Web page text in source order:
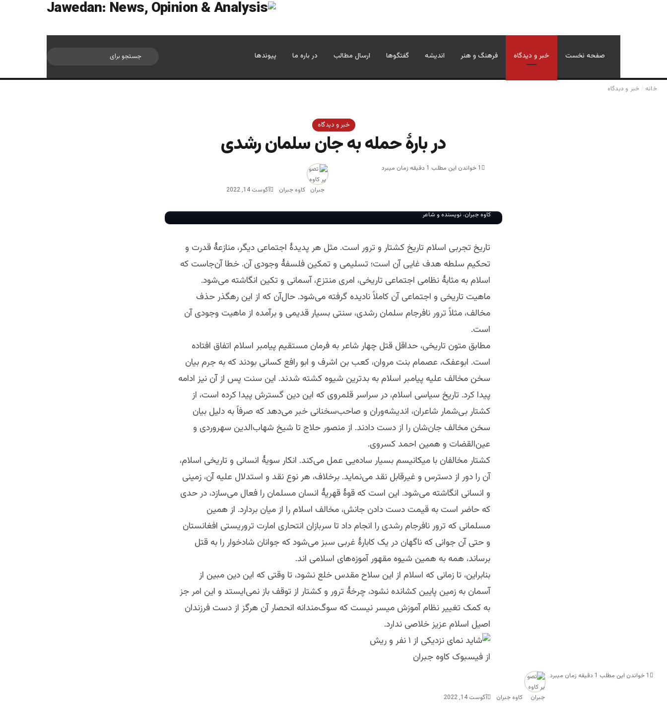
صفحه نخست خبر و دیدگاه فرهنگ و هنر اندیشه گفتگوها ارسال مطالب در باره ما پیوندها
جستجو
خانه / خبر و دیدگاه
خبر و دیدگاه
در بارۀ حمله به جان سلمان رشدی
کاوه جبران آگوست 14, 2022
1 خواندن این مطلب 1 دقیقه زمان میبرد
کاوه جبران، نویسنده و شاعر
تاریخ تجربی اسلام تاریخ کشتار و ترور است. مثل هر پدیدۀ اجتماعی دیگر، منازعۀ قدرت و
تحکیم سلطه هدف غایی آن است؛ تسلیمی و تمکین فلسفۀ وجودی آن. خطا آن‌جاست که
اسلام به مثابۀ نظامی اجتماعی تاریخی، امری منتزع، آسمانی و تکین انگاشته می‌شود.
ماهیت تاریخی و اجتماعی آن کاملاً نادیده گرفته می‌شود. حال‌آن که از این رهگذر حذف
مخالف، مثلاً ترور نافرجام سلمان رشدی، سنتی بسیار قدیمی و برآمده از ماهیت وجودی آن
است.
مطابق متون تاریخی، حداقل قتل چهار شاعر به فرمان مستقیم پیامبر اسلام اتفاق افتاده
است. ابوعفک، عصمام بنت مروان، کعب بن اشرف و ابو رافع کسانی بودند که به جرم بیان
سخن مخالف علیه پیامبر اسلام به بدترین شیوه کشته شدند. این سنت پس از آن نیز ادامه
پیدا کرد. تاریخ سیاسی اسلام، در سراسر قلمروی که این دین گسترش پیدا کرده است، از
کشتار بی‌شمار شاعران، اندیشه‌وران و صاحب‌سخنانی خبر می‌دهد که صرفاً به دلیل بیان
سخن مخالف جان‌شان را از دست دادند. از منصور حلاج تا شیخ شهاب‌الدین سهروردی و
عین‌القضات و همین احمد کسروی.
کشتار مخالفان با میکانیسم بسیار ساده‌یی عمل می‌کند. انکار سویۀ انسانی و تاریخی اسلام،
آن را دور از دسترس و غیرقابل نقد می‌نماید. برخلاف، هر نوع نقد و استدلال علیه آن، زمینی
و انسانی انگاشته می‌شود. این است که قوۀ قهریۀ انسان مسلمان را فعال می‌سازد، در حدی
که حاضر است به قیمت دست دادن جانش، مخالف اسلام را از میان بردارد. از همین
مسلمانی که ترور نافرجام رشدی را انجام داد تا سربازان انتحاری امارت تروریستی افغانستان
و حتی آن جوانی که ناگهان در یک کابارۀ غربی سبز می‌شود که جوانان شادخوار را به قتل
برساند، همه به همین شیوه مقهور آموزه‌های اسلامی اند.
بنابراین، تا زمانی که اسلام از این سلاح مقدس خلع نشود، تا وقتی که این دین مبین از
آسمان به زمین پایین کشانده نشود، چرخۀ ترور و کشتار از توقف باز نمی‌ایستد و این امر جز
به کمک تغییر نظام آموزش میسر نیست که سوگ‌مندانه انحصار آن هرگز از دست فرزندان
اصیل اسلام عزیز خلاصی ندارد.
از فیسبوک کاوه جبران
کاوه جبران آگوست 14, 2022
1 خواندن این مطلب 1 دقیقه زمان میبرد